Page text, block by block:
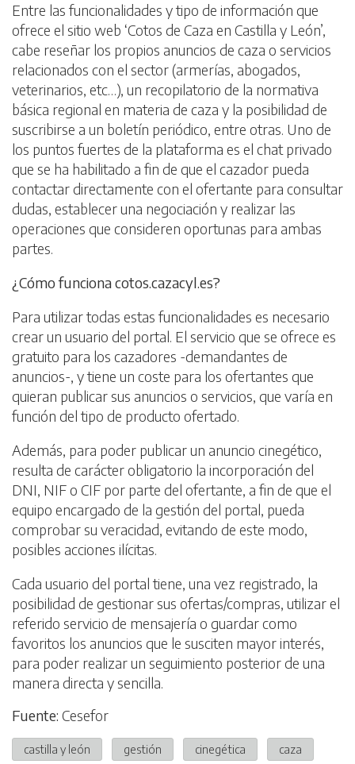
Entre las funcionalidades y tipo de información que
ofrece el sitio web ‘Cotos de Caza en Castilla y León’,
cabe reseñar los propios anuncios de caza o servicios
relacionados con el sector (armerías, abogados,
veterinarios, etc…), un recopilatorio de la normativa
básica regional en materia de caza y la posibilidad de
suscribirse a un boletín periódico, entre otras. Uno de
los puntos fuertes de la plataforma es el chat privado
que se ha habilitado a fin de que el cazador pueda
contactar directamente con el ofertante para consultar
dudas, establecer una negociación y realizar las
operaciones que consideren oportunas para ambas
partes.
¿Cómo funciona cotos.cazacyl.es?
Para utilizar todas estas funcionalidades es necesario
crear un usuario del portal. El servicio que se ofrece es
gratuito para los cazadores -demandantes de
anuncios-, y tiene un coste para los ofertantes que
quieran publicar sus anuncios o servicios, que varía en
función del tipo de producto ofertado.
Además, para poder publicar un anuncio cinegético,
resulta de carácter obligatorio la incorporación del
DNI, NIF o CIF por parte del ofertante, a fin de que el
equipo encargado de la gestión del portal, pueda
comprobar su veracidad, evitando de este modo,
posibles acciones ilícitas.
Cada usuario del portal tiene, una vez registrado, la
posibilidad de gestionar sus ofertas/compras, utilizar el
referido servicio de mensajería o guardar como
favoritos los anuncios que le susciten mayor interés,
para poder realizar un seguimiento posterior de una
manera directa y sencilla.
Fuente: Cesefor
castilla y león gestión cinegética caza